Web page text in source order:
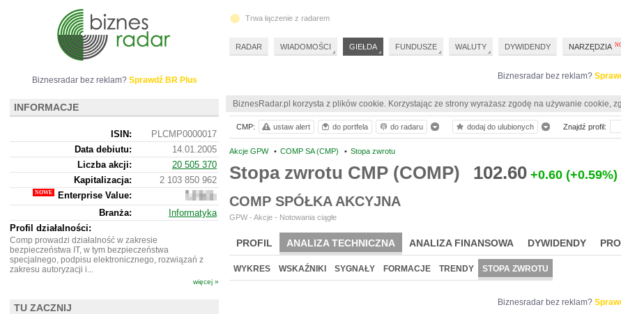
Biznesradar bez reklam?
BiznesRadar.pl korzysta z plików cookie. Korzystając ze strony wyrażasz zgodę na używanie cookie,
Akcje GPW • COMP SA (CMP) • Stopa zwrotu
Stopa zwrotu CMP (COMP) 102.60 +0.60 (+0.59%)
COMP SPÓŁKA AKCYJNA
GPW - Akcje - Notowania ciągłe
PROFIL ANALIZA TECHNICZNA ANALIZA FINANSOWA DYWIDENDY
WYKRES WSKAŹNIKI SYGNAŁY FORMACJE TRENDY STOPA ZWROTU
Biznesradar bez reklam?
CMP: ustaw alert do portfela do radaru dodaj do ulubionych Znajdź profil:
Biznesradar bez reklam? Sprawdź BR Plus
INFORMACJE
ISIN:
PLCMP0000017
Data debiutu:
14.01.2005
Liczba akcji:
20 505 370
Kapitalizacja:
2 103 850 962
Enterprise Value:
2
166
520
Branża:
Informatyka
Profil działalności:
Comp prowadzi działalność w zakresie
bezpieczeństwa IT, w tym bezpieczeństwa
specjalnego, podpisu elektronicznego, rozwiązań z
zakresu autoryzacji i...
więcej »
TU ZACZNIJ
Trwa łączenie z radarem
RADAR WIADOMOŚCI GIEŁDA FUNDUSZE WALUTY DYWIDENDY NARZĘDZIA